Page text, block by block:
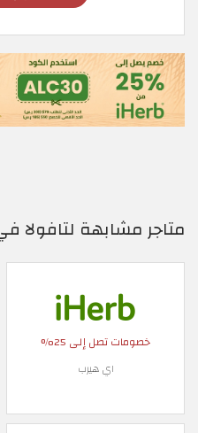
متاجر مشابهة لتافولا
خصومات تصل إلى 25%
اي هيرب